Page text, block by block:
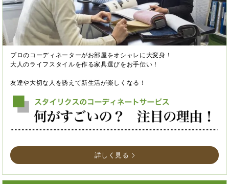
プロのコーディネーターがお部屋をオシャレに大変身！
大人のライフスタイルを作る家具選びをお手伝い！
友達や大切な人を誘えて新生活が楽しくなる！
詳しく見る